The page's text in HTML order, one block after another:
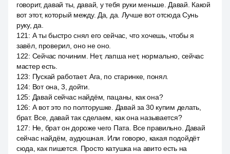
говорит, давай ты, давай, у тебя руки меньше. Давай. Какой
вот этот, который между. Да, да. Лучше вот отсюда Сунь
руку, да.
121 : А ты быстро снял его сейчас, что хочешь, чтобы я
завёл, проверил, оно не оно.
122: Сейчас починим. Нет, лапша нет, нормально, сейчас
мастер есть.
123: Пускай работает. Ага, по старинке, понял.
124: Вот она, 3, дойти.
125: Давай сейчас найдём, пацаны, как она?
126: А вот это по полторушке. Давай за 30 купим делать,
брат. Все, давай так сделаем, как она называется?
127: Не, брат он дороже чего Пата. Все правильно. Давай
сейчас найдём, аудюшная. Или говорю, какая подойдёт
сюда, как пишется. Просто катушка на авито есть на